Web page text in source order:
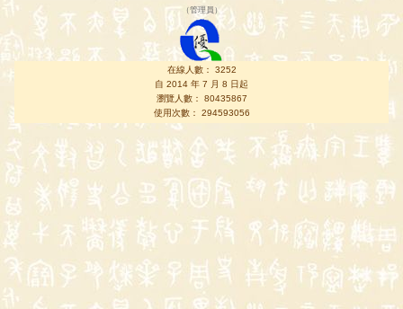
（管理員 ）
在線人數： 3252
自 2014 年 7 月 8 日起
瀏覽人數： 80435867
使用次數： 294593056